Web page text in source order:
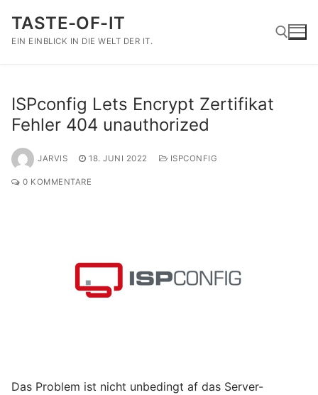
Inhalt
springen
TASTE-OF-IT
EIN EINBLICK IN DIE WELT DER IT.
ISPconfig Lets Encrypt Zertifikat
Fehler 404 unauthorized
JARVIS 18. JUNI 2022 ISPCONFIG
0 KOMMENTARE
Das Problem ist nicht unbedingt af das Server-